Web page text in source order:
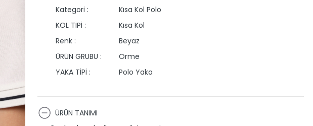
Kategori :
Kısa Kol Polo
KOL TİPİ :
Kısa Kol
Renk :
Beyaz
ÜRÜN GRUBU :
Orme
YAKA TİPİ :
Polo Yaka
ÜRÜN TANIMI